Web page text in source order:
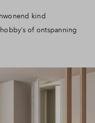
kind
of ontspanning